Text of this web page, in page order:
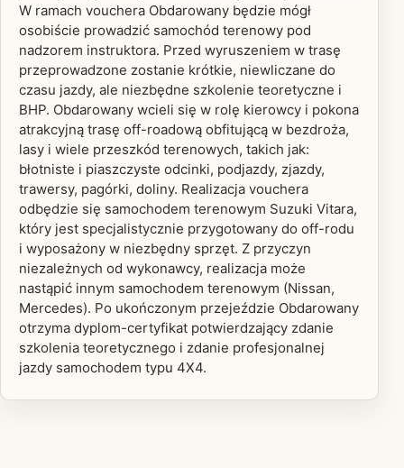
W ramach vouchera Obdarowany będzie mógł
osobiście prowadzić samochód terenowy pod
nadzorem instruktora. Przed wyruszeniem w trasę
przeprowadzone zostanie krótkie, niewliczane do
czasu jazdy, ale niezbędne szkolenie teoretyczne i
BHP. Obdarowany wcieli się w rolę kierowcy i pokona
atrakcyjną trasę off-roadową obfitującą w bezdroża,
lasy i wiele przeszkód terenowych, takich jak:
błotniste i piaszczyste odcinki, podjazdy, zjazdy,
trawersy, pagórki, doliny. Realizacja vouchera
odbędzie się samochodem terenowym Suzuki Vitara,
który jest specjalistycznie przygotowany do off-rodu
i wyposażony w niezbędny sprzęt. Z przyczyn
niezależnych od wykonawcy, realizacja może
nastąpić innym samochodem terenowym (Nissan,
Mercedes). Po ukończonym przejeździe Obdarowany
otrzyma dyplom-certyfikat potwierdzający zdanie
szkolenia teoretycznego i zdanie profesjonalnej
jazdy samochodem typu 4X4.